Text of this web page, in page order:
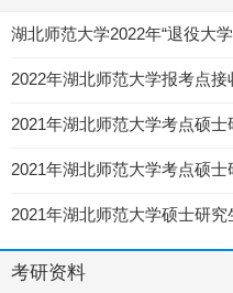
湖北师范大学2022年“退役大
2022年湖北师范大学报考点接
2021年湖北师范大学考点硕
2021年湖北师范大学考点硕
2021年湖北师范大学硕士研
考研资料